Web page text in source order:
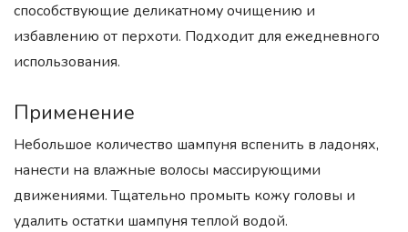
способствующие деликатному очищению и
избавлению от перхоти. Подходит для ежедневного
использования.
Применение
Небольшое количество шампуня вспенить в ладонях,
нанести на влажные волосы массирующими
движениями. Тщательно промыть кожу головы и
удалить остатки шампуня теплой водой.